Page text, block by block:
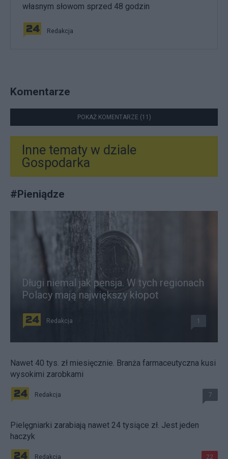
własnym słowom sprzed 48 godzin
Redakcja
Komentarze
POKAŻ KOMENTARZE (11)
Inne tematy w dziale
Gospodarka
#Pieniądze
Długi niemal jak pensja. W tych regionach
Polacy mają największy kłopot
Redakcja 1
Nawet 40 tys. zł miesięcznie. Branża farmaceutyczna kusi
wysokimi zarobkami
Redakcja 7
Pielęgniarki zarabiają nawet 24 tysiące zł. Jest jeden
haczyk
Redakcja 22